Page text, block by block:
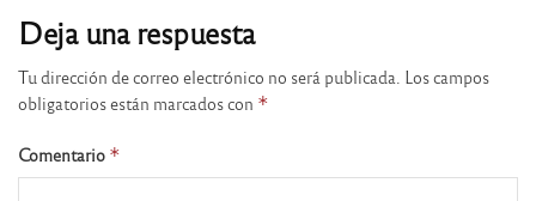
Deja una respuesta
Tu dirección de correo electrónico no será publicada. Los campos
obligatorios están marcados con *
Comentario *